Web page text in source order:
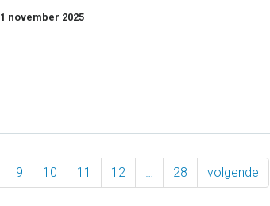
1 november 2025
9 10 11 12 … 28 volgende